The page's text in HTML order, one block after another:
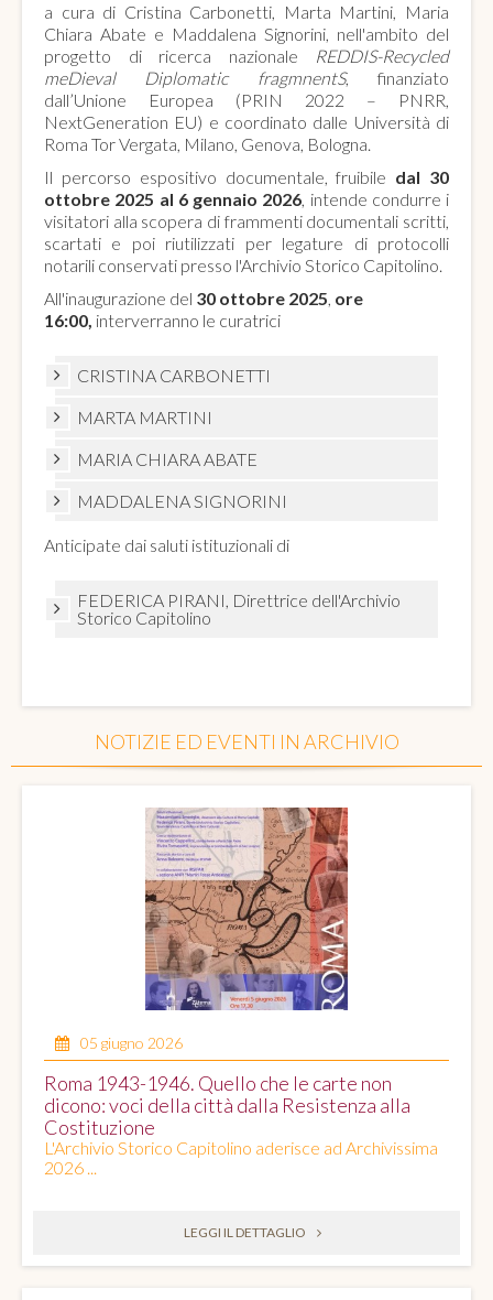
a cura di Cristina Carbonetti, Marta Martini, Maria
Chiara Abate e Maddalena Signorini, nell'ambito del
progetto di ricerca nazionale
REDDIS-Recycled
meDieval Diplomatic fragmnentS, finanziato
dall’Unione Europea (PRIN 2022 – PNRR,
NextGeneration EU) e coordinato dalle Università di
Roma Tor Vergata, Milano, Genova, Bologna.
Il percorso espositivo documentale, fruibile dal 30
ottobre 2025 al 6 gennaio 2026, intende condurre i
visitatori alla scopera di frammenti documentali scritti,
scartati e poi riutilizzati per legature di protocolli
notarili conservati presso l'Archivio Storico Capitolino.
All'inaugurazione del 30 ottobre 2025, ore
16:00, interverranno le curatrici
CRISTINA CARBONETTI
MARTA MARTINI
MARIA CHIARA ABATE
MADDALENA SIGNORINI
Anticipate dai saluti istituzionali di
FEDERICA PIRANI, Direttrice dell'Archivio
Storico Capitolino
NOTIZIE ED EVENTI IN ARCHIVIO
05 giugno 2026
Roma 1943-1946. Quello che le carte non
dicono: voci della città dalla Resistenza alla
Costituzione
L'Archivio Storico Capitolino aderisce ad Archivissima
2026 ...
LEGGI IL DETTAGLIO